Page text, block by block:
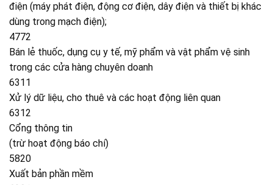
điện (máy phát điện, động cơ điện, dây điện và thiết bị khác
dùng trong mạch điện);
4772
Bán lẻ thuốc, dụng cụ y tế, mỹ phẩm và vật phẩm vệ sinh
trong các cửa hàng chuyên doanh
6311
Xử lý dữ liệu, cho thuê và các hoạt động liên quan
6312
Cổng thông tin
(trừ hoạt động báo chí)
5820
Xuất bản phần mềm